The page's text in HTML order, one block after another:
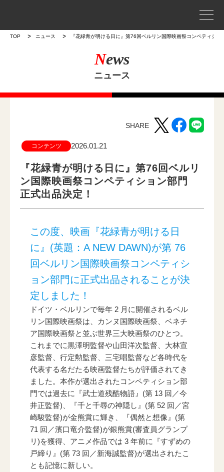
TOP ニュース 『花緑青が明ける日に』第76回ベルリン国際映画祭コンペティシ
News
ニュース
SHARE
コンテンツ 2026.01.21
『花緑青が明ける日に』第76回ベルリ
ン国際映画祭コンペティション部門
正式出品決定！
この度、映画『花緑青が明ける日
に』(英題：A NEW DAWN)が第 76
回ベルリン国際映画祭コンペティシ
ョン部門に正式出品されることが決
定しました！
ドイツ・ベルリンで毎年 2 月に開催されるベル
リン国際映画祭は、カンヌ国際映画祭、ベネチ
ア国際映画祭と並ぶ世界三大映画祭のひとつ。
これまでに黒澤明監督や山田洋次監督、大林宣
彦監督、行定勲監督、三宅唱監督など各時代を
代表する名だたる映画監督たちが評価されてき
ました。本作が選出されたコンペティション部
門では過去に『武士道残酷物語』(第 13 回／今
井正監督)、『千と千尋の神隠し』(第 52 回／宮
崎駿監督)が金熊賞に輝き、『偶然と想像』(第
71 回／濱口竜介監督)が銀熊賞(審査員グランプ
リ)を獲得、アニメ作品では 3 年前に『すずめの
戸締り』(第 73 回／新海誠監督)が選出されたこ
とも記憶に新しい。
事業案内
プロジェクトストーリー
ラインナップ
ニュース一覧
お問い合わせ
JP/EN
サイトマップ
ご利用規約
プライバシーポリシー
電子公告